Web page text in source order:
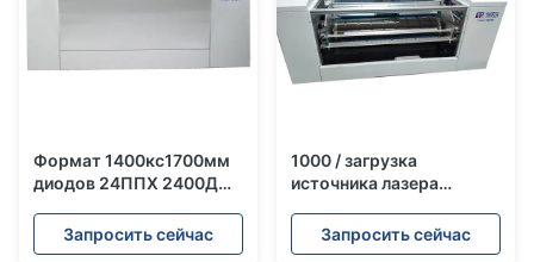
Формат 1400кс1700мм
диодов 24ППХ 2400ДПИ
ктп очень большого
формата термальный
Запросить сейчас
1000 / загрузка
источника лазера
Платесеттер 830НМ
Семи автоматическая
Запросить сейчас